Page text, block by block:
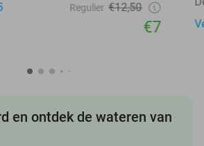
Regulier €12,50
€7
en ontdek de wateren van